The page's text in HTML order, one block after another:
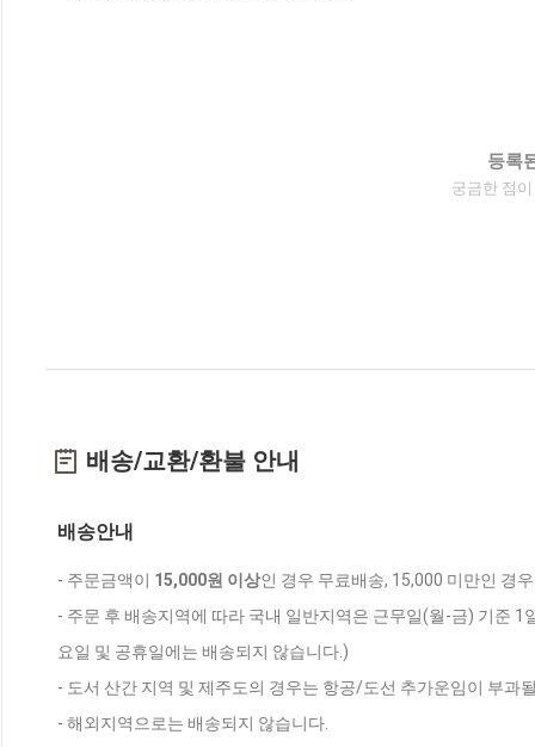
등록
궁금한 점
배송/교환/환불 안내
배송안내
- 주문금액이 15,000원 이상인 경우 무료배송, 15,000 미만인 경
- 주문 후 배송지역에 따라 국내 일반지역은 근무일(월-금) 기준
요일 및 공휴일에는 배송되지 않습니다.)
- 도서 산간 지역 및 제주도의 경우는 항공/도선 추가운임이 부과
- 해외지역으로는 배송되지 않습니다.